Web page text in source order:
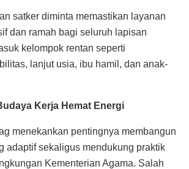
satker diminta memastikan layanan
dan ramah bagi seluruh lapisan
kelompok rentan seperti
lanjut usia, ibu hamil, dan anak-
Kerja Hemat Energi
menekankan pentingnya membangun
adaptif sekaligus mendukung praktik
Kementerian Agama. Salah